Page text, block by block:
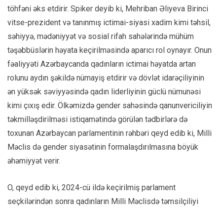
töhfəni əks etdirir. Spiker deyib ki, Mehriban Əliyeva Birinci
vitse-prezident və tanınmış ictimai-siyasi xadim kimi təhsil,
səhiyyə, mədəniyyət və sosial rifah sahələrində mühüm
təşəbbüslərin həyata keçirilməsində aparıcı rol oynayır. Onun
fəaliyyəti Azərbaycanda qadınların ictimai həyatda artan
rolunu aydın şəkildə nümayiş etdirir və dövlət idarəçiliyinin
ən yüksək səviyyəsində qadın liderliyinin güclü nümunəsi
kimi çıxış edir. Ölkəmizdə gender sahəsində qanunvericiliyin
təkmilləşdirilməsi istiqamətində görülən tədbirlərə də
toxunan Azərbaycan parlamentinin rəhbəri qeyd edib ki, Milli
Məclis də gender siyasətinin formalaşdırılmasına böyük
əhəmiyyət verir.
O, qeyd edib ki, 2024-cü ildə keçirilmiş parlament
seçkilərindən sonra qadınların Milli Məclisdə təmsilçiliyi